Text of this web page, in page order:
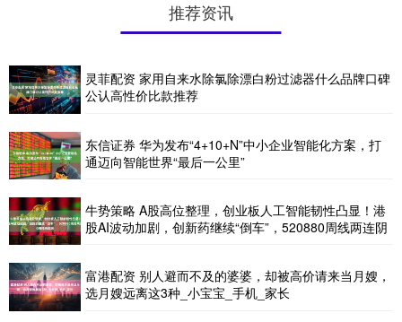
推荐资讯
灵菲配资 家用自来水除氯除漂白粉过滤器什么品牌口碑
公认高性价比款推荐
东信证券 华为发布“4+10+N”中小企业智能化方案，打
通迈向智能世界“最后一公里”
牛势策略 A股高位整理，创业板人工智能韧性凸显！港
股AI波动加剧，创新药继续“倒车”，520880周线两连阴
富港配资 别人避而不及的婆婆，却被高价请来当月嫂，
选月嫂远离这3种_小宝宝_手机_家长